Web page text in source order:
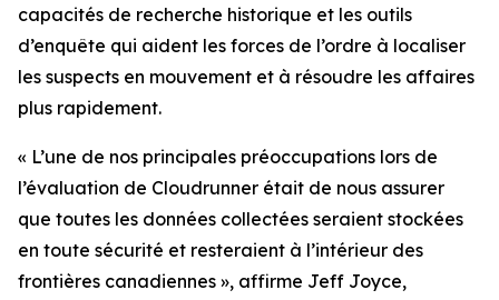
capacités de recherche historique et les outils
d’enquête qui aident les forces de l’ordre à localiser
les suspects en mouvement et à résoudre les affaires
plus rapidement.
« L’une de nos principales préoccupations lors de
l’évaluation de Cloudrunner était de nous assurer
que toutes les données collectées seraient stockées
en toute sécurité et resteraient à l’intérieur des
frontières canadiennes », affirme Jeff Joyce,